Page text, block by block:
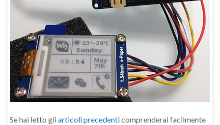
Se hai letto gli articoli precedenticomprenderai facilmente